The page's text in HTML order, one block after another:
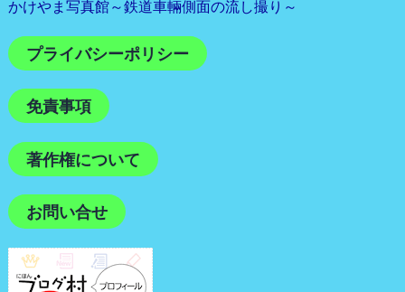
かけやま写真館～鉄道車輛側面の流し撮り～
プライバシーポリシー
免責事項
著作権について
お問い合せ